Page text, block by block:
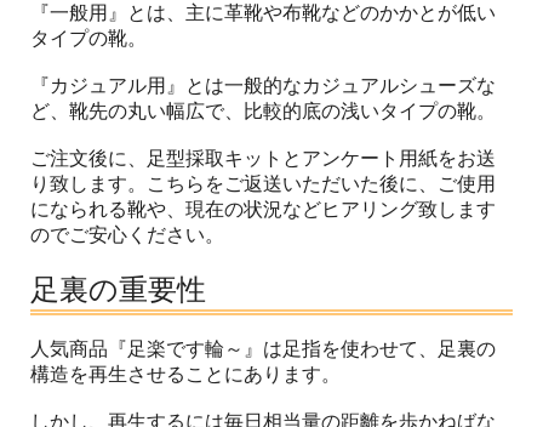
『一般用』とは、主に革靴や布靴などのかかとが低い
タイプの靴。
『カジュアル用』とは一般的なカジュアルシューズな
ど、靴先の丸い幅広で、比較的底の浅いタイプの靴。
ご注文後に、足型採取キットとアンケート用紙をお送
り致します。こちらをご返送いただいた後に、ご使用
になられる靴や、現在の状況などヒアリング致します
のでご安心ください。
足裏の重要性
人気商品『足楽です輪～』は足指を使わせて、足裏の
構造を再生させることにあります。
しかし、再生するには毎日相当量の距離を歩かねばな